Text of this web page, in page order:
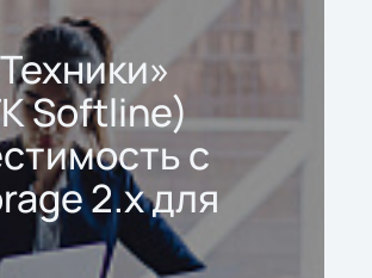
Softline)
с
2.x для